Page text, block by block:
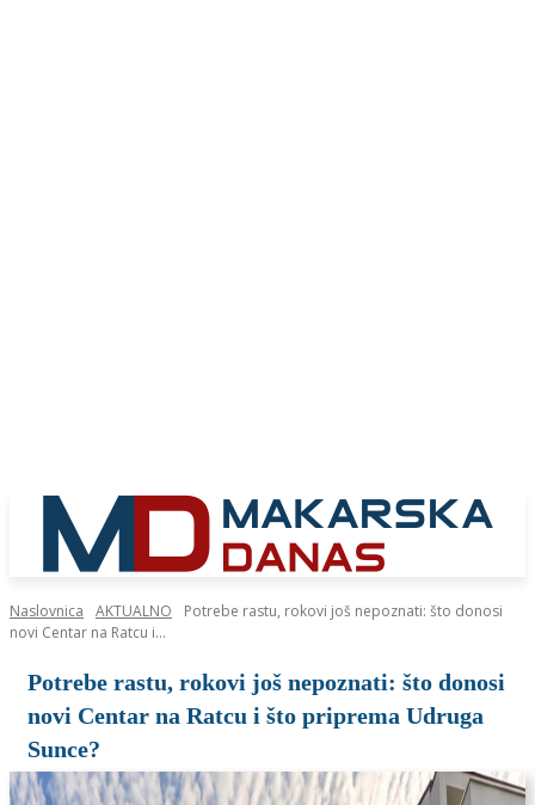
Naslovnica AKTUALNO
Potrebe rastu, rokovi još nepoznati: što donosi
novi Centar na Ratcu i...
Potrebe rastu, rokovi još nepoznati: što donosi
novi Centar na Ratcu i što priprema Udruga
Sunce?